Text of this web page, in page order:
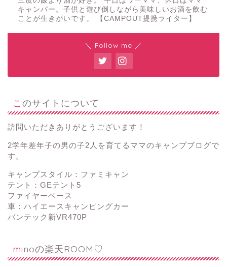
キャンパー。子供と遊び倒しながら美味しいお酒を飲む
ことが生きがいです。 【CAMPOUT提携ライター】
＼ Follow me ／
このサイトについて
訪問いただきありがとうございます！
2学年差年子の男の子2人を育てるママのキャンプブログで
す。
キャンプスタイル：ファミキャン
テント：GEテント5
ファイヤーベース
車：ハイエースキャンピングカー
バンテック新VR470P
minoの楽天ROOM♡